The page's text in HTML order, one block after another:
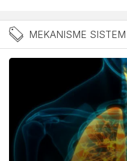
Berita
MEKANISME